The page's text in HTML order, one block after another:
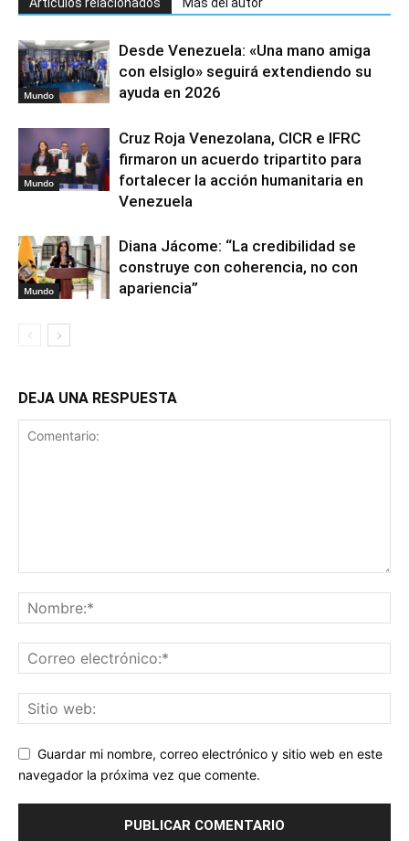
Mundo
Desde Venezuela: «Una mano amiga
con elsiglo» seguirá extendiendo su
ayuda en 2026
Mundo
Cruz Roja Venezolana, CICR e IFRC
firmaron un acuerdo tripartito para
fortalecer la acción humanitaria en
Venezuela
Mundo
Diana Jácome: “La credibilidad se
construye con coherencia, no con
apariencia”
DEJA UNA RESPUESTA
Guardar mi nombre, correo electrónico y sitio web en este
navegador la próxima vez que comente.